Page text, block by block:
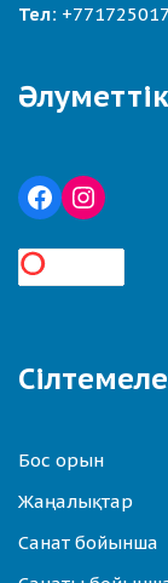
Тел:
Бос орын
Жаңалықтар
Санат бойынша